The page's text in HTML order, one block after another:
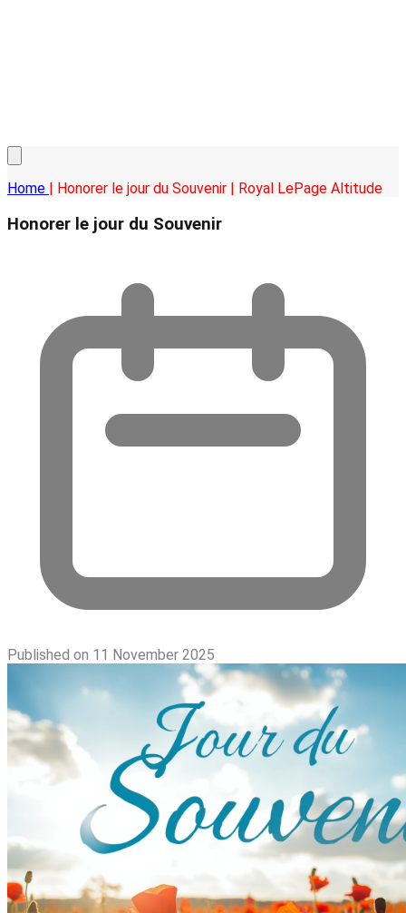
Home | Honorer le jour du Souvenir | Royal LePage Altitude
Honorer le jour du Souvenir
Published on 11 November 2025